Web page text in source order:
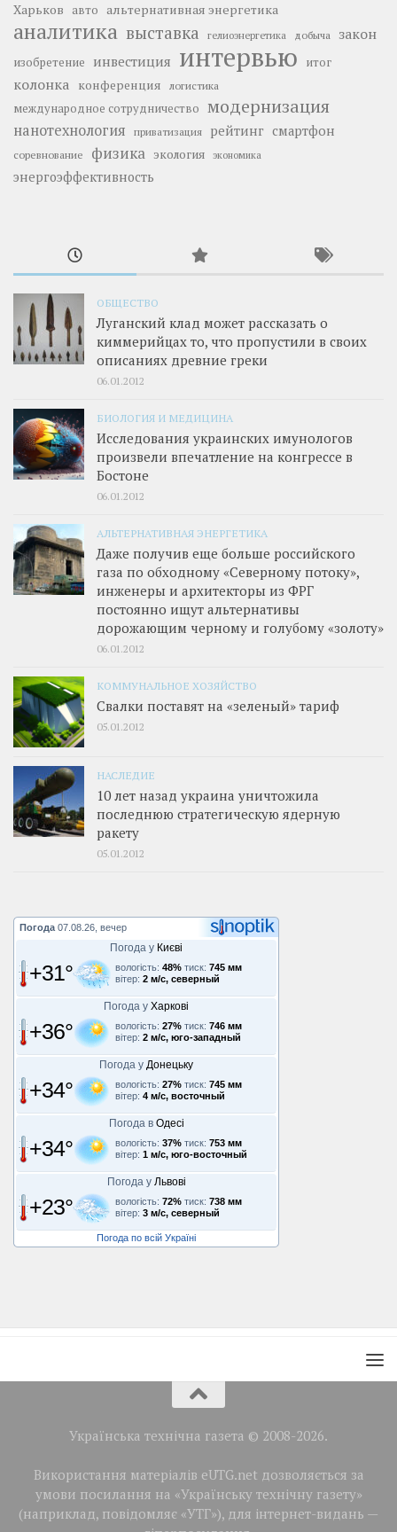
Харьков авто альтернативная энергетика
аналитика выставка гелиоэнергетика добыча закон
изобретение инвестиция интервью итог
колонка конференция логистика
международное сотрудничество модернизация
нанотехнология приватизация рейтинг смартфон
соревнование физика экология экономика
энергоэффективность
ОБЩЕСТВО
Луганский клад может рассказать о
киммерийцах то, что пропустили в своих
описаниях древние греки
06.01.2012
БИОЛОГИЯ И МЕДИЦИНА
Исследования украинских имунологов
произвели впечатление на конгрессе в
Бостоне
06.01.2012
АЛЬТЕРНАТИВНАЯ ЭНЕРГЕТИКА
Даже получив еще больше российского
газа по обходному «Северному потоку»,
инженеры и архитекторы из ФРГ
постоянно ищут альтернативы
дорожающим черному и голубому «золоту»
06.01.2012
КОММУНАЛЬНОЕ ХОЗЯЙСТВО
Свалки поставят на «зеленый» тариф
05.01.2012
НАСЛЕДИЕ
10 лет назад украина уничтожила
последнюю стратегическую ядерную
ракету
05.01.2012
Погода 07.08.26, вечер
Погода у Києві
+31° вологість: 48% тиск: 745 мм
вітер: 2 м/с, северный
Погода у Харкові
+36° вологість: 27% тиск: 746 мм
вітер: 2 м/с, юго-западный
Погода у Донецьку
+34° вологість: 27% тиск: 745 мм
вітер: 4 м/с, восточный
Погода в Одесі
+34° вологість: 37% тиск: 753 мм
вітер: 1 м/с, юго-восточный
Погода у Львові
+23° вологість: 72% тиск: 738 мм
вітер: 3 м/с, северный
Погода по всій Україні
Українська технічна газета © 2008-2026.
Використання матеріалів eUTG.net дозволяється за
умови посилання на «Українську технічну газету»
(наприклад, повідомляє «УТГ»), для інтернет-видань —